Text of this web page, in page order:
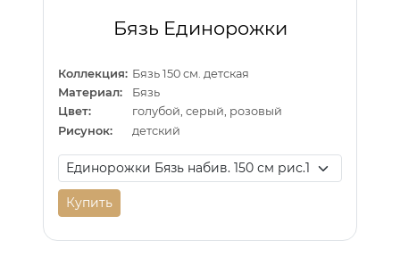
Бязь Единорожки
Коллекция: Бязь 150 см. детская
Материал:
Бязь
Цвет:
голубой, серый, розовый
Рисунок:
детский
Купить